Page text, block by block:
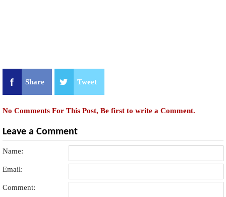
Share Tweet
No Comments For This Post, Be first to write a Comment.
Leave a Comment
Name:
Email:
Comment: